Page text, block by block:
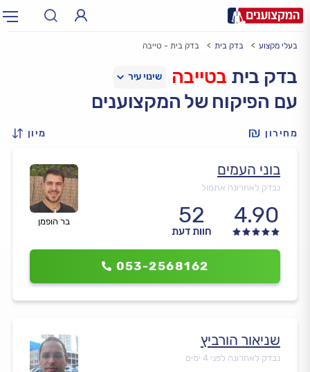
עירעיר: תל אביב, חיפה…
בעלי מקצוע בדק בית בדק בית - טייבה
בדק בית בטייבה
עם הפיקוח של המקצוענים
מחירון מיון
בר הופמן
בוני העמים
נבדק לאחרונה אתמול
4.90
52
חוות דעת
053-2568162
שניאור הורביץ
נבדק לאחרונה לפני 4 ימים